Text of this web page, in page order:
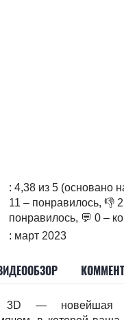
: 4,38 из 5 (основано
11 – понравилось, 👎
понравилось, 💬 0 –
: март 2023
3D — новейшая